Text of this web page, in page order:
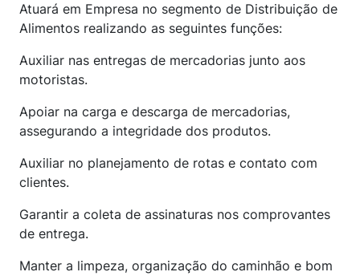
Atuará em Empresa no segmento de Distribuição de
Alimentos realizando as seguintes funções:
Auxiliar nas entregas de mercadorias junto aos
motoristas.
Apoiar na carga e descarga de mercadorias,
assegurando a integridade dos produtos.
Auxiliar no planejamento de rotas e contato com
clientes.
Garantir a coleta de assinaturas nos comprovantes
de entrega.
Manter a limpeza, organização do caminhão e bom